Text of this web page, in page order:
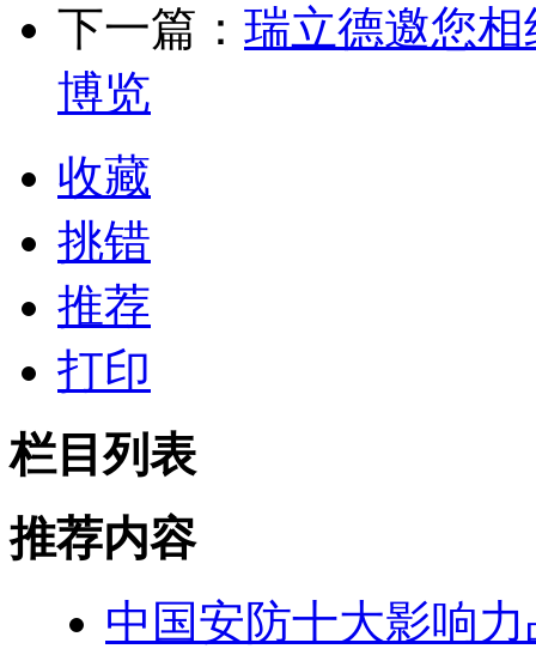
下一篇： 瑞立德邀您
博览
收藏
挑错
推荐
打印
栏目列表
推荐内容
中国安防十大影响